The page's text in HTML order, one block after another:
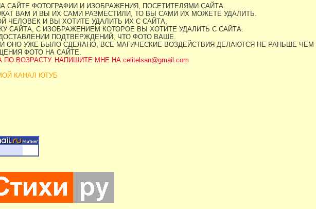
САЙТЕ ФОТОГРАФИИ И ИЗОБРАЖЕНИЯ, ПОСЕТИТЕЛЯМИ САЙТА.
ВАМ И ВЫ ИХ САМИ РАЗМЕСТИЛИ, ТО ВЫ САМИ ИХ МОЖЕТЕ УДАЛИТЬ.
ЧЕЛОВЕК И ВЫ ХОТИТЕ УДАЛИТЬ ИХ С САЙТА,
САЙТА, С ИЗОБРАЖЕНИЕМ КОТОРОЕ ВЫ ХОТИТЕ УДАЛИТЬ С САЙТА.
ПОДТВЕРЖДЕНИЙ, ЧТО ФОТО ВАШЕ.
ОНО УЖЕ БЫЛО СДЕЛАНО, ВСЕ МАГИЧЕСКИЕ ВОЗДЕЙСТВИЯ ДЕЛАЮТСЯ НЕ РАНЬШЕ ЧЕМ
ФОТО НА САЙТЕ.
ВОЗРАСТУ. НАПИШИТЕ МНЕ НА celitelsan@gmail.com
КАНАЛ ЮТУБ